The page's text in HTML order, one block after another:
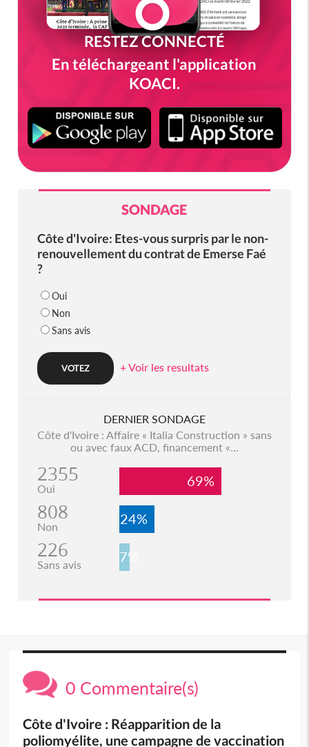
RESTEZ CONNECTÉ
En téléchargeant l'application
KOACI.
SONDAGE
Côte d'Ivoire: Etes-vous surpris par le non-
renouvellement du contrat de Emerse Faé
?
Oui
Non
Sans avis
+ Voir les resultats
DERNIER SONDAGE
Côte d'Ivoire : Affaire « Italia Construction » sans
ou avec faux ACD, financement «...
2355
Oui 69%
808
Non 24%
226
Sans avis 7%
0 Commentaire(s)
Côte d'Ivoire : Réapparition de la
poliomyélite, une campagne de vaccination